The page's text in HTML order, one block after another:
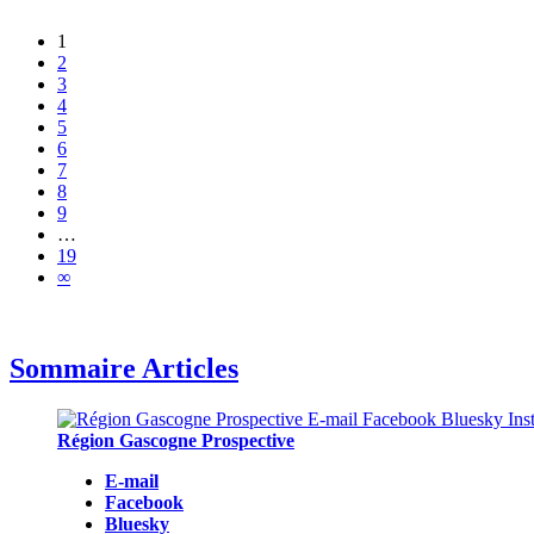
1
2
3
4
5
6
7
8
9
…
19
∞
Sommaire Articles
Région Gascogne Prospective
E-mail
Facebook
Bluesky